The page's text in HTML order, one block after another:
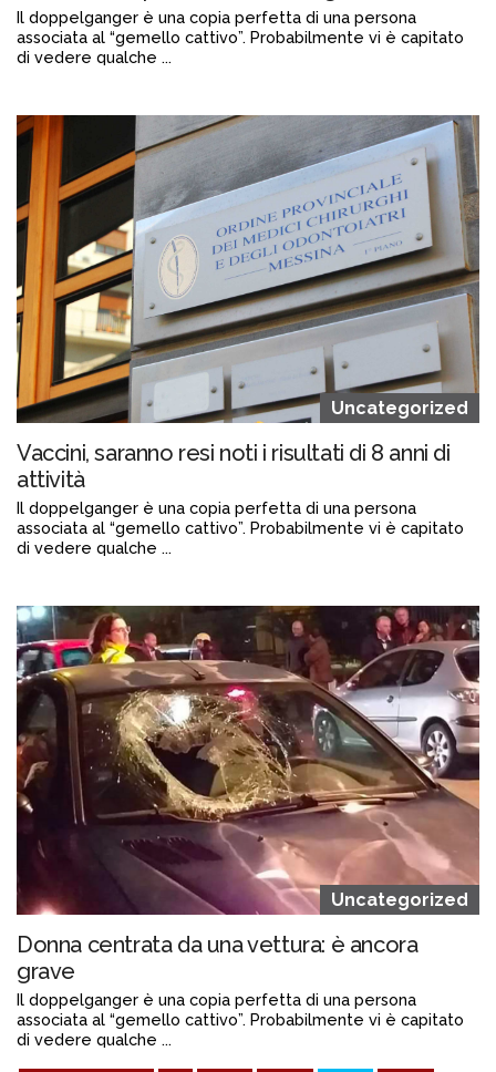
Il doppelganger è una copia perfetta di una persona
associata al “gemello cattivo”. Probabilmente vi è capitato
di vedere qualche ...
admin@admin.com 3 days fa
Uncategorized
Vaccini, saranno resi noti i risultati di 8 anni di
attività
Il doppelganger è una copia perfetta di una persona
associata al “gemello cattivo”. Probabilmente vi è capitato
di vedere qualche ...
admin@admin.com 3 days fa
Uncategorized
Donna centrata da una vettura: è ancora
grave
Il doppelganger è una copia perfetta di una persona
associata al “gemello cattivo”. Probabilmente vi è capitato
di vedere qualche ...